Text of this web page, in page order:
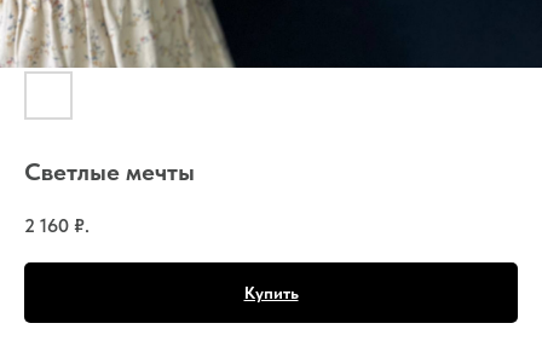
Светлые мечты
2 160 ₽.
Купить